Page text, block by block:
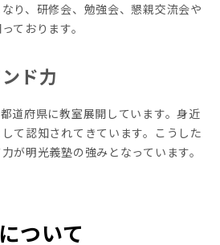
り、研修会、勉強会、懇親交流会や
ております。
ド力
道府県に教室展開しています。身近
て認知されてきています。こうした
が明光義塾の強みとなっています。
ついて